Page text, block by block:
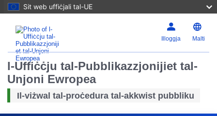
Sit web uffiċjali tal-UE
Illoggja Malti
l-Uffiċċju tal-Pubblikazzjonijiet tal-
Unjoni Ewropea
Il-viżwal tal-proċedura tal-akkwist pubbliku